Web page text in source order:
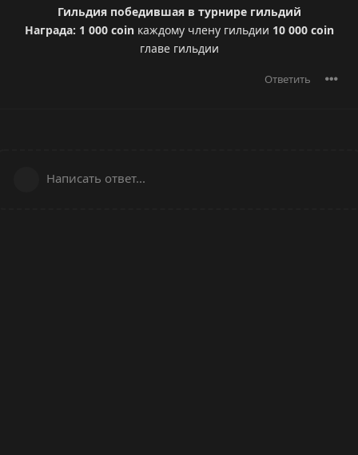
Гильдия победившая в турнире гильдий
Награда: 1 000 coinкаждому члену гильдии 10 000 coin
главе гильдии
Ответить
Написать ответ...